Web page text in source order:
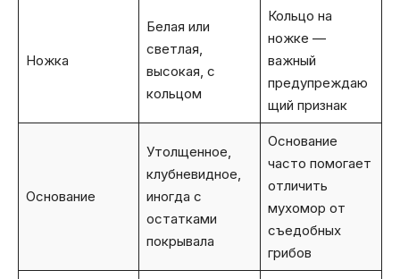
Ножка
Белая или
светлая,
высокая, с
кольцом
Кольцо на
ножке —
важный
предупреждаю
щий признак
Основание
Утолщенное,
клубневидное,
иногда с
остатками
покрывала
Основание
часто помогает
отличить
мухомор от
съедобных
грибов